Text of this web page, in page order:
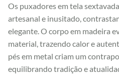
Os puxadores em tela
artesanal e inusitado,
elegante. O corpo em madeira
material, trazendo calor e
pés em metal criam um
equilibrando tradição e